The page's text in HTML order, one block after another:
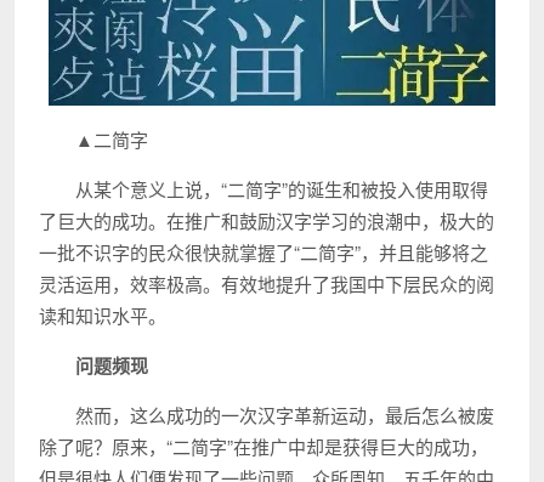
▲二简字
从某个意义上说，“二简字”的诞生和被投入使用取得
了巨大的成功。在推广和鼓励汉字学习的浪潮中，极大的
一批不识字的民众很快就掌握了“二简字”，并且能够将之
灵活运用，效率极高。有效地提升了我国中下层民众的阅
读和知识水平。
问题频现
然而，这么成功的一次汉字革新运动，最后怎么被废
除了呢？原来，“二简字”在推广中却是获得巨大的成功，